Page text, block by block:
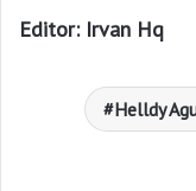
Editor: Irvan Hq
Helldy